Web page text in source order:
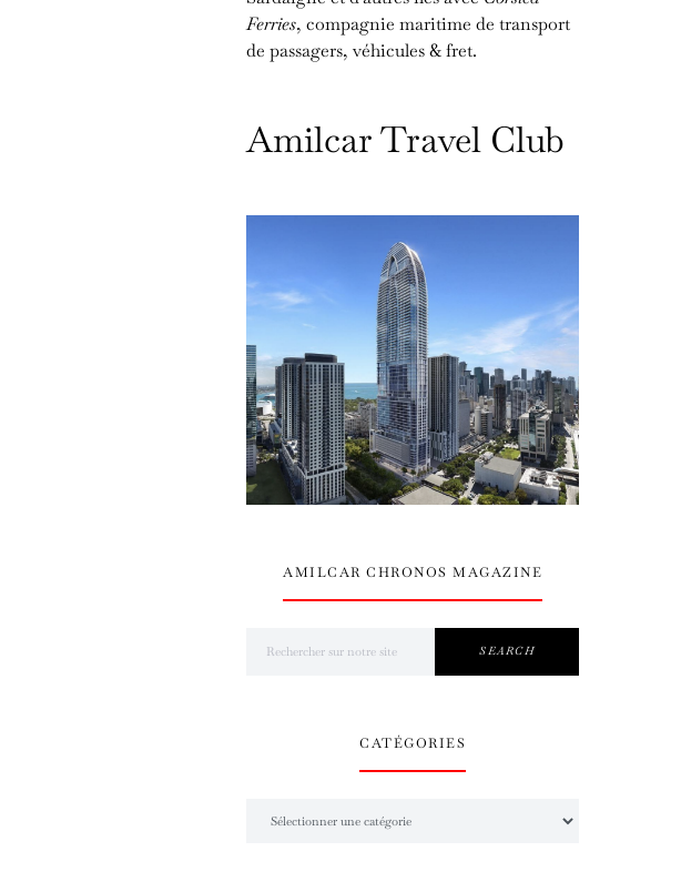
Ferries, compagnie maritime de transport
de passagers, véhicules & fret.
Amilcar Travel Club
AMILCAR CHRONOS MAGAZINE
SEARCH
CATÉGORIES